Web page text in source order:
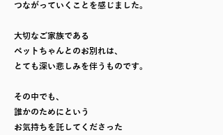
つながっていくことを感じました。
大切なご家族である
ペットちゃんとのお別れは、
とても深い悲しみを伴うものです。
その中でも、
誰かのためにという
お気持ちを託してくださった